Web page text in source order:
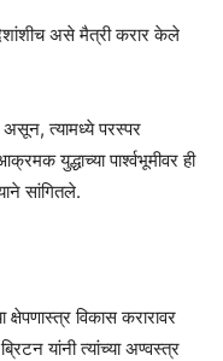
असे मैत्री करार केले
असून, त्यामध्ये परस्पर
युद्धाच्या पार्श्वभूमीवर ही
सांगितले.
क्षेपणास्त्र विकास करारावर
यांनी त्यांच्या अण्वस्त्र